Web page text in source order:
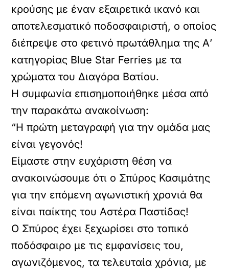
κρούσης με έναν εξαιρετικά ικανό και
αποτελεσματικό ποδοσφαιριστή, ο οποίος
διέπρεψε στο φετινό πρωτάθλημα της Α’
κατηγορίας Blue Star Ferries με τα
χρώματα του Διαγόρα Βατίου.
Η συμφωνία επισημοποιήθηκε μέσα από
την παρακάτω ανακοίνωση:
“Η πρώτη μεταγραφή για την ομάδα μας
είναι γεγονός!
Είμαστε στην ευχάριστη θέση να
ανακοινώσουμε ότι ο Σπύρος Κασιμάτης
για την επόμενη αγωνιστική χρονιά θα
είναι παίκτης του Αστέρα Παστίδας!
Ο Σπύρος έχει ξεχωρίσει στο τοπικό
ποδόσφαιρο με τις εμφανίσεις του,
αγωνιζόμενος, τα τελευταία χρόνια, με